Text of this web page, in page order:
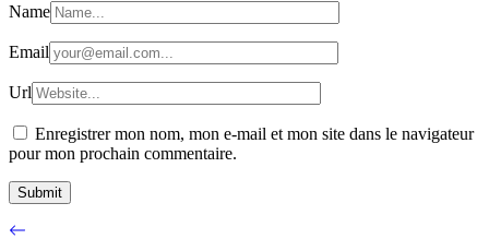
Name
Email
Url
Enregistrer mon nom, mon e-mail et mon site dans le navigateur
pour mon prochain commentaire.